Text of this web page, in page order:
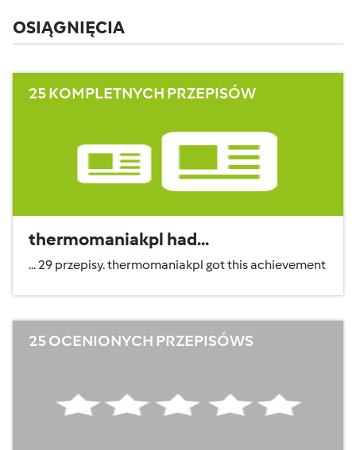
OSIĄGNIĘCIA
25 KOMPLETNYCH PRZEPISÓW
thermomaniakpl had...
... 29 przepisy. thermomaniakpl got this achievement
25 OCENIONYCH PRZEPISÓWS